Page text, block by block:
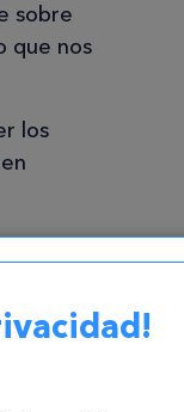
sobre
que nos
los